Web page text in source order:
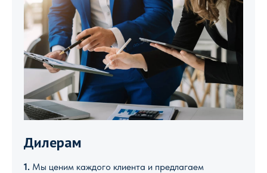
Дилерам
1. Мы ценим каждого клиента и предлагаем